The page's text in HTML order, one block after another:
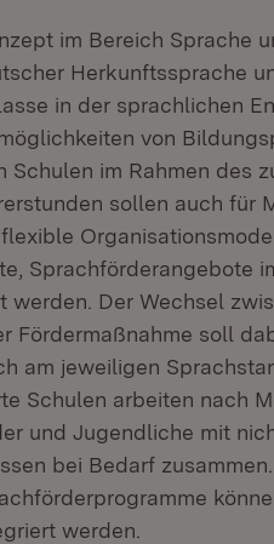
im Bereich Sprache
Herkunftssprache
in der sprachlichen
von
Schulen im Rahmen des
sollen auch für
Sprachförderangebote
werden. Der Wechsel
Fördermaßnahme soll
am jeweiligen
Schulen arbeiten nach
und Jugendliche mit
bei Bedarf
werden.